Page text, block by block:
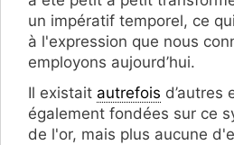
un impératif temporel, ce
à l'expression que nous
employons aujourd’hui.
Il existait autrefois d’autres
également fondées sur ce
de l'or, mais plus aucune